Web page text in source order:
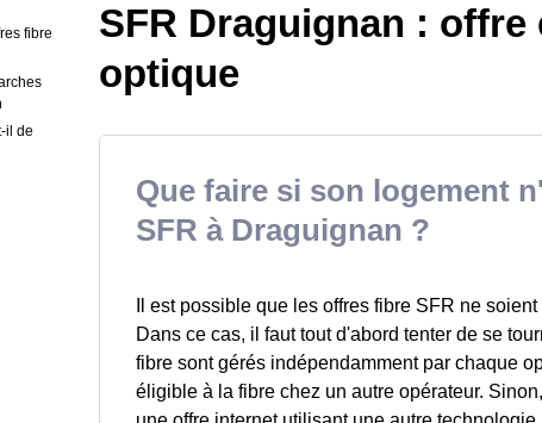
fibre
il de
SFR Draguignan :
optique
Que faire si son logement
SFR à Draguignan ?
Il est possible que les offres fibre SFR ne
Dans ce cas, il faut tout d'abord tenter de se
fibre sont gérés indépendamment par chaque
éligible à la fibre chez un autre opérateur.